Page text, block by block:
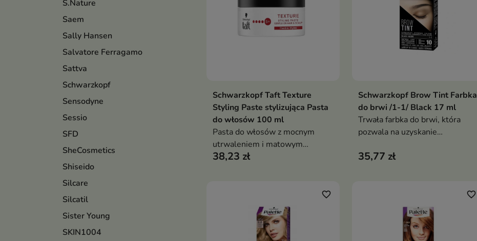
S.Nature
Saem
Sally Hansen
Salvatore Ferragamo
Sattva
Schwarzkopf
Sensodyne
Sessio
SFD
SheCosmetics
Shiseido
Silcare
Silcatil
Sister Young
SKIN1004
Dodaj do koszyka
Schwarzkopf Taft Texture
Styling Paste stylizująca Pasta
do włosów 100 ml
Pasta do włosów z mocnym
utrwaleniem i matowym
wykończeniem. Nadaje
38,23 zł
Dodaj do koszyka
Schwarzkopf Brow Tint Farbka
do brwi /1-1/ Black 17 ml
Trwała farbka do brwi, która
pozwala na uzyskanie
koloru
35,77 zł
favorite_border favorite_border